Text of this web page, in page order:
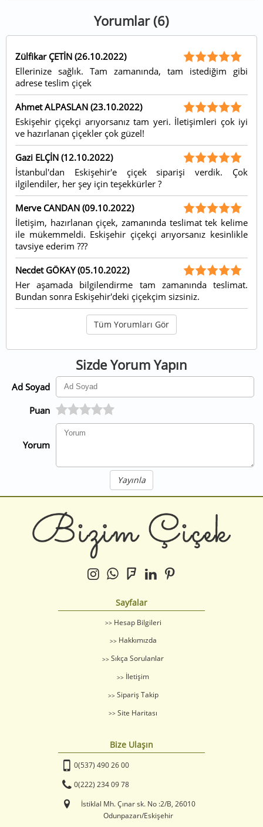
Yorumlar (6)
Zülfikar ÇETİN (26.10.2022)
Ellerinize sağlık. Tam zamanında, tam istediğim gibi
adrese teslim çiçek
Ahmet ALPASLAN (23.10.2022)
Eskişehir çiçekçi arıyorsanız tam yeri. İletişimleri çok iyi
ve hazırlanan çiçekler çok güzel!
Gazi ELÇİN (12.10.2022)
İstanbul'dan Eskişehir'e çiçek siparişi verdik. Çok
ilgilendiler, her şey için teşekkürler ?
Merve CANDAN (09.10.2022)
İletişim, hazırlanan çiçek, zamanında teslimat tek kelime
ile mükemmeldi. Eskişehir çiçekçi arıyorsanız kesinlikle
tavsiye ederim ???
Necdet GÖKAY (05.10.2022)
Her aşamada bilgilendirme tam zamanında teslimat.
Bundan sonra Eskişehir'deki çiçekçim sizsiniz.
Tüm Yorumları Gör
Sizde Yorum Yapın
Ad Soyad
Puan
Yorum
Yayınla
Sayfalar
Hesap Bilgileri
Hakkımızda
Sıkça Sorulanlar
İletişim
Sipariş Takip
Site Haritası
Bize Ulaşın
0(537) 490 26 00
0(222) 234 09 78
İstiklal Mh. Çınar sk. No :2/B, 26010
Odunpazarı/Eskişehir